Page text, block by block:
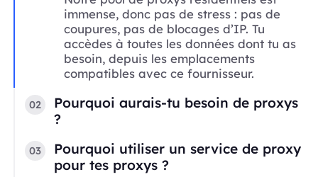
immense, donc pas de stress : pas de
coupures, pas de blocages d’IP. Tu
accèdes à toutes les données dont tu as
besoin, depuis les emplacements
compatibles avec ce fournisseur.
02
Pourquoi aurais-tu besoin de proxys
?
03
Pourquoi utiliser un service de proxy
pour tes proxys ?